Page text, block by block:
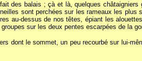
des balais ; çà et là, quelques châtaigniers
sont perchées sur les rameaux les
au-dessus de nos têtes, épiant les
sur les deux pentes escarpées de la
dont le sommet, un peu recourbé sur lui-